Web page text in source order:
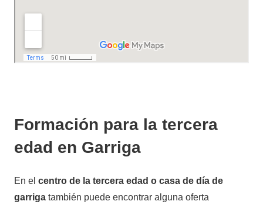
Formación para la tercera
edad en Garriga
En el centro de la tercera edad o casa de día de
garriga también puede encontrar alguna oferta